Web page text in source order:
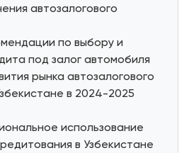
автозалогового
по выбору и
под залог автомобиля
рынка автозалогового
в 2024-2025
использование
в Узбекистане